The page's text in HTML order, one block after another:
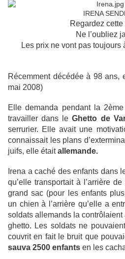
IRENA
Regardez cette
Ne l’oubliez
Les prix ne vont pas toujours
Récemment décédée à 98 ans,
mai 2008)
Elle demanda pendant la
travailler dans leGhetto de
serrurier. Elle avait une
connaissait les plans
juifs, elle étaitallemande.
Irena a caché des enfants dans
qu’elle transportait à l’arrière
grand sac (pour les enfants
un chien à l’arrière qu’elle a
soldats allemands la contrôlaient
ghetto. Les soldats ne
couvrit en fait le bruit que
sauva 2500 enfants en les